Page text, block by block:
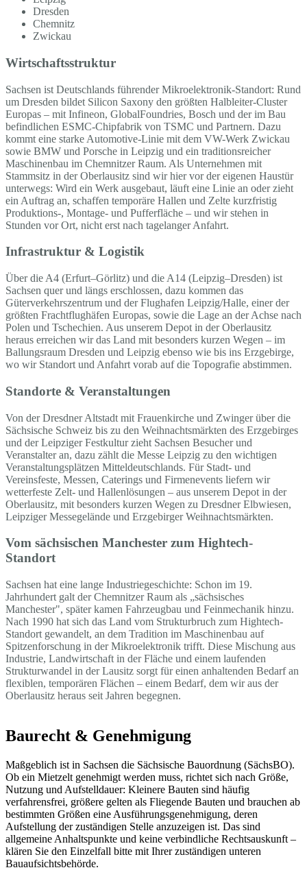
Dresden
Chemnitz
Zwickau
Wirtschaftsstruktur
Sachsen ist Deutschlands führender Mikroelektronik-Standort: Rund
um Dresden bildet Silicon Saxony den größten Halbleiter-Cluster
Europas – mit Infineon, GlobalFoundries, Bosch und der im Bau
befindlichen ESMC-Chipfabrik von TSMC und Partnern. Dazu
kommt eine starke Automotive-Linie mit dem VW-Werk Zwickau
sowie BMW und Porsche in Leipzig und ein traditionsreicher
Maschinenbau im Chemnitzer Raum. Als Unternehmen mit
Stammsitz in der Oberlausitz sind wir hier vor der eigenen Haustür
unterwegs: Wird ein Werk ausgebaut, läuft eine Linie an oder zieht
ein Auftrag an, schaffen temporäre Hallen und Zelte kurzfristig
Produktions-, Montage- und Pufferfläche – und wir stehen in
Stunden vor Ort, nicht erst nach tagelanger Anfahrt.
Infrastruktur & Logistik
Über die A4 (Erfurt–Görlitz) und die A14 (Leipzig–Dresden) ist
Sachsen quer und längs erschlossen, dazu kommen das
Güterverkehrszentrum und der Flughafen Leipzig/Halle, einer der
größten Frachtflughäfen Europas, sowie die Lage an der Achse nach
Polen und Tschechien. Aus unserem Depot in der Oberlausitz
heraus erreichen wir das Land mit besonders kurzen Wegen – im
Ballungsraum Dresden und Leipzig ebenso wie bis ins Erzgebirge,
wo wir Standort und Anfahrt vorab auf die Topografie abstimmen.
Standorte & Veranstaltungen
Von der Dresdner Altstadt mit Frauenkirche und Zwinger über die
Sächsische Schweiz bis zu den Weihnachtsmärkten des Erzgebirges
und der Leipziger Festkultur zieht Sachsen Besucher und
Veranstalter an, dazu zählt die Messe Leipzig zu den wichtigen
Veranstaltungsplätzen Mitteldeutschlands. Für Stadt- und
Vereinsfeste, Messen, Caterings und Firmenevents liefern wir
wetterfeste Zelt- und Hallenlösungen – aus unserem Depot in der
Oberlausitz, mit besonders kurzen Wegen zu Dresdner Elbwiesen,
Leipziger Messegelände und Erzgebirger Weihnachtsmärkten.
Vom sächsischen Manchester zum Hightech-
Standort
Sachsen hat eine lange Industriegeschichte: Schon im 19.
Jahrhundert galt der Chemnitzer Raum als „sächsisches
Manchester", später kamen Fahrzeugbau und Feinmechanik hinzu.
Nach 1990 hat sich das Land vom Strukturbruch zum Hightech-
Standort gewandelt, an dem Tradition im Maschinenbau auf
Spitzenforschung in der Mikroelektronik trifft. Diese Mischung aus
Industrie, Landwirtschaft in der Fläche und einem laufenden
Strukturwandel in der Lausitz sorgt für einen anhaltenden Bedarf an
flexiblen, temporären Flächen – einem Bedarf, dem wir aus der
Oberlausitz heraus seit Jahren begegnen.
Baurecht & Genehmigung
Maßgeblich ist in Sachsen die Sächsische Bauordnung (SächsBO).
Ob ein Mietzelt genehmigt werden muss, richtet sich nach Größe,
Nutzung und Aufstelldauer: Kleinere Bauten sind häufig
verfahrensfrei, größere gelten als Fliegende Bauten und brauchen ab
bestimmten Größen eine Ausführungsgenehmigung, deren
Aufstellung der zuständigen Stelle anzuzeigen ist. Das sind
allgemeine Anhaltspunkte und keine verbindliche Rechtsauskunft –
klären Sie den Einzelfall bitte mit Ihrer zuständigen unteren
Bauaufsichtsbehörde.